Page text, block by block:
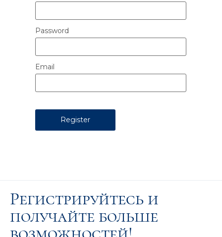
Password
Email
Регистрируйтесь и
получайте больше